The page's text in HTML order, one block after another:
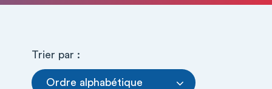
Trier par :
Ordre alphabétique